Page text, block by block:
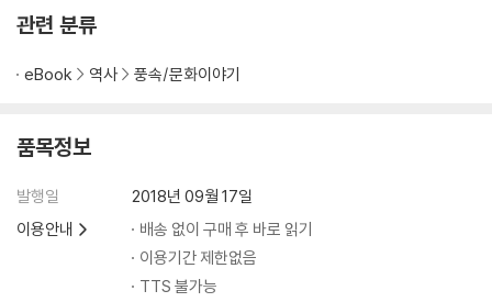
양조장의 특징은 「쥰마이슈」로 알 수 있다는데 사실일까?
쉽게 구할 수 없는 프리미엄 사케를 마시고 싶다!
사케와 궁합이 좋은 식재료나 요리는 어떤 것이 있나?
제3장 ‘전문가’가 되자! 어른의 사케 테크닉
이것만은 마셔보자 일본 각지의 명주②
됫술은 이렇게 마신다! 작법과 즐기는 법
소금을 핥으면서 사케를 마시는 의미
다양한 주기로 사케를 즐기자
관련 분류
eBook 역사 풍속/문화이야기
품목정보
발행일
2018년 09월 17일
이용안내
배송 없이 구매 후 바로 읽기
이용기간 제한없음
TTS 불가능